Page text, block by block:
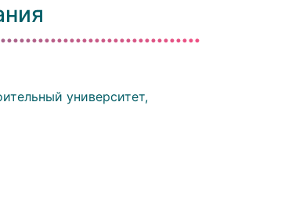
университет,